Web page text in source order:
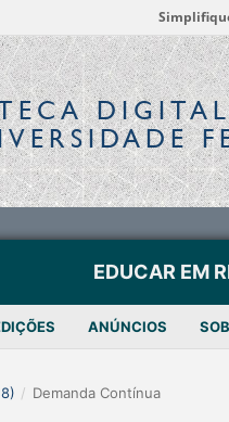
EDUCAR EM
ANÚNCIOS
/ Demanda Contínua